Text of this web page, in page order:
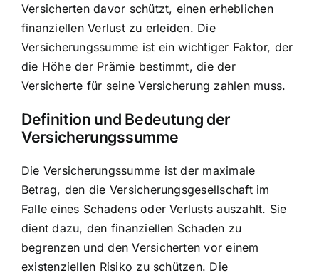
Versicherten davor schützt, einen erheblichen
finanziellen Verlust zu erleiden. Die
Versicherungssumme ist ein wichtiger Faktor, der
die Höhe der Prämie bestimmt, die der
Versicherte für seine Versicherung zahlen muss.
Definition und Bedeutung der
Versicherungssumme
Die Versicherungssumme ist der maximale
Betrag, den die Versicherungsgesellschaft im
Falle eines Schadensoder Verlusts auszahlt. Sie
dient dazu, den finanziellen Schaden zu
begrenzen und den Versicherten vor einem
existenziellen Risiko zu schützen. Die